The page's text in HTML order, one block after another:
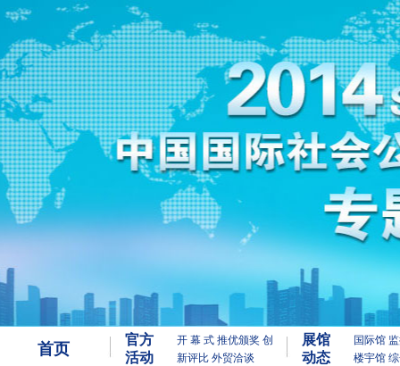
首页
官方
活动
开 幕 式 推优颁奖 创
新评比 外贸洽谈
展馆
动态
国际馆
楼宇馆